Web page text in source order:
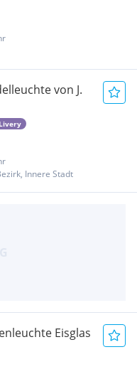
von J.
Innere Stadt
Eisglas